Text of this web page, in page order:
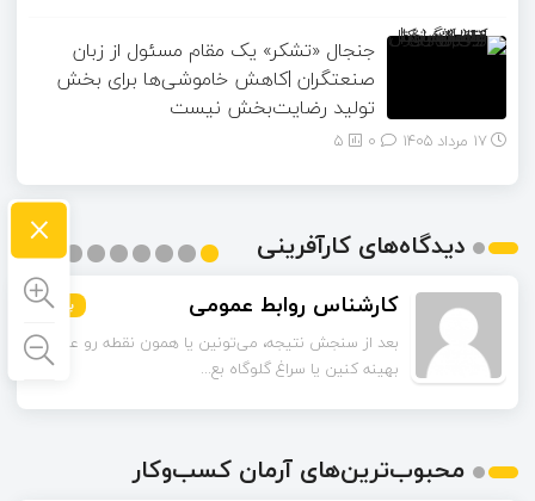
جنجال «تشکر» یک مقام مسئول از زبان
صنعتگران |کاهش خاموشی‌ها برای بخش
تولید رضایت‌بخش نیست
17 مرداد 1405 5
دیدگاه‌های کارآفرینی
کارشناس روابط عمومی بیشتر
بعد از سنجش نتیجه، می‌تونین یا همون نقطه رو عمیق‌تر
بهینه کنین یا سراغ گلوگاه بع...
بیشتر
بیشتر
بیشتر
بیشتر
بیشتر
بیشتر
بیشتر
بیشتر
محبوب‌ترین‌های آرمان کسب‌وکار
×